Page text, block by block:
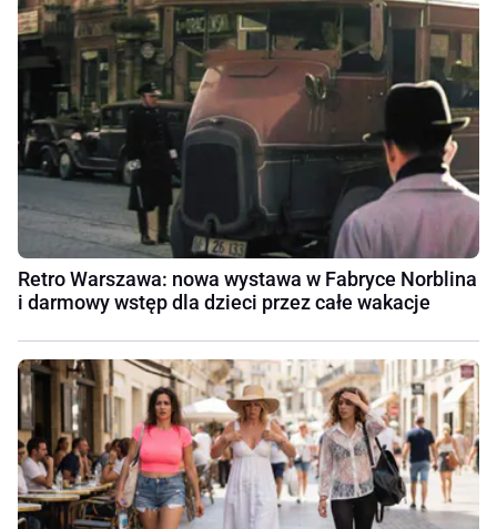
Retro Warszawa: nowa wystawa w Fabryce Norblina
i darmowy wstęp dla dzieci przez całe wakacje